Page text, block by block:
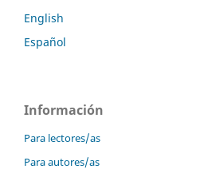
English
Español
Información
Para lectores/as
Para autores/as